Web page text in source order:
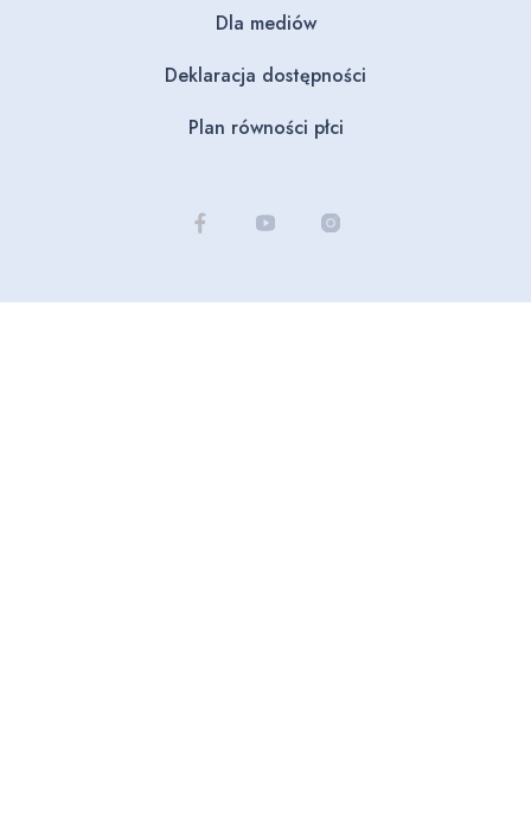
Dla mediów
Deklaracja dostępności
Plan równości płci